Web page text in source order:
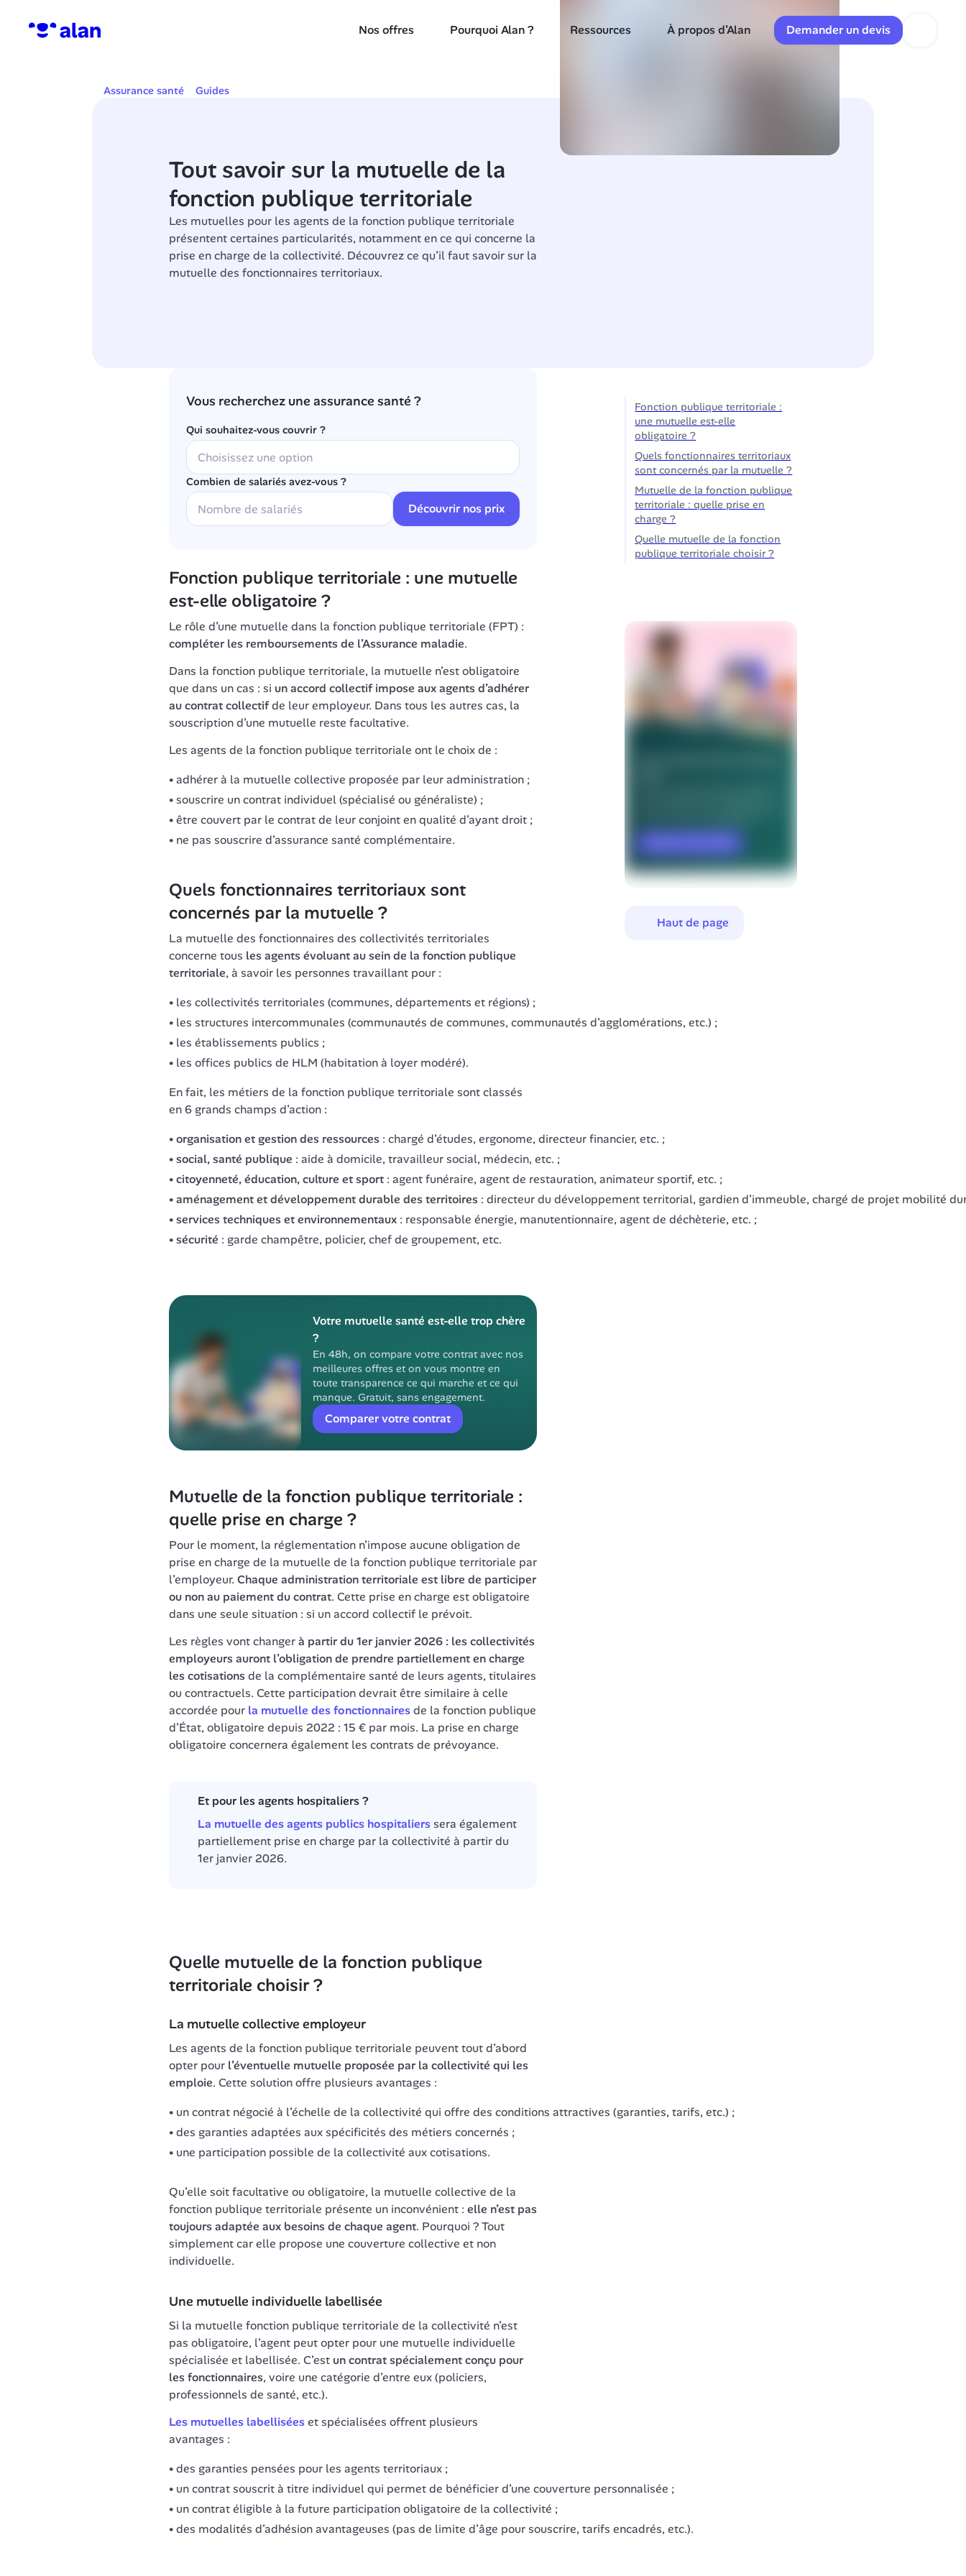
Nos offres Pourquoi Alan ? Ressources À propos d’Alan Demander un devis
Assurance santé Guides
Tout savoir sur la mutuelle de la
fonction publique territoriale
Les mutuelles pour les agents de la fonction publique territoriale
présentent certaines particularités, notamment en ce qui concerne la
prise en charge de la collectivité. Découvrez ce qu’il faut savoir sur la
mutuelle des fonctionnaires territoriaux.
Vous recherchez une assurance santé ?
Qui souhaitez-vous couvrir ?
Combien de salariés avez-vous ?
Découvrir nos prix
Fonction publique territoriale : une mutuelle
est-elle obligatoire ?
compléter les remboursements de l’Assurance maladie.
Dans la fonction publique territoriale, la mutuelle n’est obligatoire
que dans un cas : si un accord collectif impose aux agents d’adhérer
au contrat collectif de leur employeur. Dans tous les autres cas, la
Les agents de la fonction publique territoriale ont le choix de :
adhérer à la mutuelle collective proposée par leur administration ;
souscrire un contrat individuel (spécialisé ou généraliste) ;
être couvert par le contrat de leur conjoint en qualité d’ayant droit ;
ne pas souscrire d’assurance santé complémentaire.
Quels fonctionnaires territoriaux sont
concernés par la mutuelle ?
La mutuelle des fonctionnaires des collectivités territoriales
concerne tous les agents évoluant au sein de la fonction publique
territoriale, à savoir les personnes travaillant pour :
les collectivités territoriales (communes, départements et régions) ;
les structures intercommunales (communautés de communes, communautés d’agglomérations, etc.) ;
les établissements publics ;
les offices publics de HLM (habitation à loyer modéré).
En fait, les métiers de la fonction publique territoriale sont classés
en 6 grands champs d’action :
organisation et gestion des ressources: chargé d’études, ergonome, directeur financier, etc. ;
social, santé publique : aide à domicile, travailleur social, médecin, etc. ;
citoyenneté, éducation, culture et sport: agent funéraire, agent de restauration, animateur sportif, etc. ;
aménagement et développement durable des territoires : directeur du développement territorial, gardien d’immeuble, chargé de projet mobilité
services techniques et environnementaux: responsable énergie, manutentionnaire, agent de déchèterie, etc. ;
sécurité : garde champêtre, policier, chef de groupement, etc.
Votre mutuelle santé est-elle trop chère
?
En 48h, on compare votre contrat avec nos
meilleures offres et on vous montre en
toute transparence ce qui marche et ce qui
manque. Gratuit, sans engagement.
Comparer votre contrat
Mutuelle de la fonction publique territoriale :
quelle prise en charge ?
Pour le moment, la réglementation n’impose aucune obligation de
prise en charge de la mutuelle de la fonction publique territoriale par
l’employeur. Chaque administration territoriale est libre de participer
ou non au paiement du contrat. Cette prise en charge est obligatoire
dans une seule situation : si un accord collectif le prévoit.
Les règles vont changer à partir du 1er janvier 2026 : les collectivités
employeurs auront l’obligation de prendre partiellement en charge
les cotisations de la complémentaire santé de leurs agents, titulaires
ou contractuels. Cette participation devrait être similaire à celle
accordée pour la mutuelle des fonctionnaires de la fonction publique
d’État, obligatoire depuis 2022 : 15 € par mois. La prise en charge
Et pour les agents hospitaliers ?
La mutuelle des agents publics hospitaliers sera également
partiellement prise en charge par la collectivité à partir du
1er janvier 2026.
Quelle mutuelle de la fonction publique
territoriale choisir ?
La mutuelle collective employeur
Les agents de la fonction publique territoriale peuvent tout d’abord
opter pour l’éventuelle mutuelle proposée par la collectivité qui les
emploie. Cette solution offre plusieurs avantages :
un contrat négocié à l’échelle de la collectivité qui offre des conditions attractives (garanties, tarifs, etc.) ;
des garanties adaptées aux spécificités des métiers concernés ;
une participation possible de la collectivité aux cotisations.
Qu’elle soit facultative ou obligatoire, la mutuelle collective de la
fonction publique territoriale présente un inconvénient : elle n’est pas
toujours adaptée aux besoins de chaque agent. Pourquoi ? Tout
simplement car elle propose une couverture collective et non
Une mutuelle individuelle labellisée
Si la mutuelle fonction publique territoriale de la collectivité n’est
pas obligatoire, l’agent peut opter pour une mutuelle individuelle
spécialisée et labellisée. C’est un contrat spécialement conçu pour
les fonctionnaires, voire une catégorie d’entre eux (policiers,
professionnels de santé, etc.).
Les mutuelles labellisées et spécialisées offrent plusieurs
avantages :
des garanties pensées pour les agents territoriaux ;
un contrat souscrit à titre individuel qui permet de bénéficier d’une couverture personnalisée ;
un contrat éligible à la future participation obligatoire de la collectivité ;
des modalités d’adhésion avantageuses (pas de limite d’âge pour souscrire, tarifs encadrés, etc.).
Fonction publique territoriale :
une mutuelle est-elle
obligatoire ?
Quels fonctionnaires territoriaux
sont concernés par la mutuelle ?
Mutuelle de la fonction publique
territoriale : quelle prise en
charge ?
Quelle mutuelle de la fonction
publique territoriale choisir ?
Haut de page